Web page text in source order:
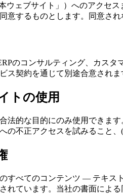
ウェブサイト」）へのアクセ
意するものとします。同意さ
のコンサルティング、カス
ス契約を通じて別途合意されま
トの使用
法的な目的にのみ使用できま
の不正アクセスを試みること
すべてのコンテンツ — テキス
れています。当社の書面によ